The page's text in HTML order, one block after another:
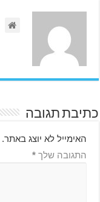
כתיבת תגובה
האימייל לא יוצג באתר.
התגובה שלך*